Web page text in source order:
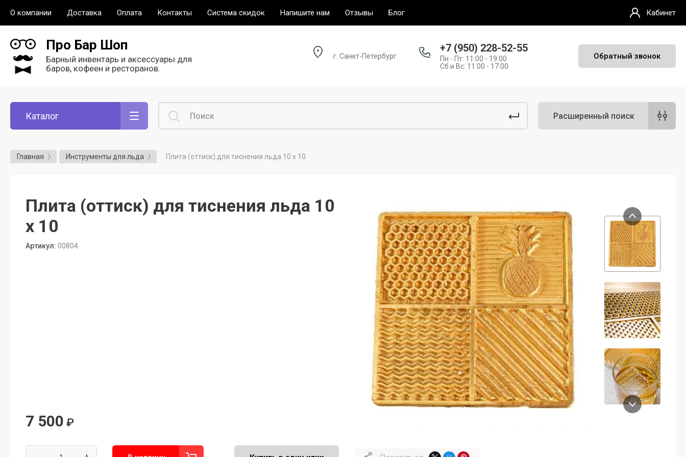
О компании Доставка Оплата Контакты Система скидок Напишите нам Отзывы Блог Кабинет
Про Бар Шоп
Барный инвентарь и аксессуары для
баров, кофеен и ресторанов.
г. Санкт-Петербург
+7 (950) 228-52-55
Пн - Пт: 11:00 - 19:00
Сб и Вс: 11:00 - 17:00
Обратный звонок
Каталог Расширенный поиск
Главная Инструменты для льда Плита (оттиск) для тиснения льда 10 х 10
Плита (оттиск) для тиснения льда 10
х 10
Артикул: 00804
7 500 ₽